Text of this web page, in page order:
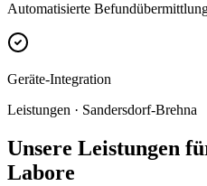
Automatisierte
Geräte-Integration
Leistungen · Sandersdorf-Brehna
Unsere Leistungen
Labore